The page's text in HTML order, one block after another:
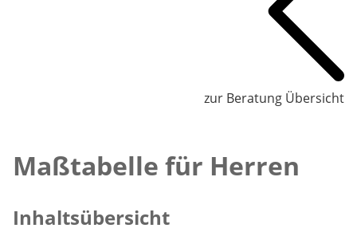
zur Beratung Übersicht
Maßtabelle für Herren
Inhaltsübersicht